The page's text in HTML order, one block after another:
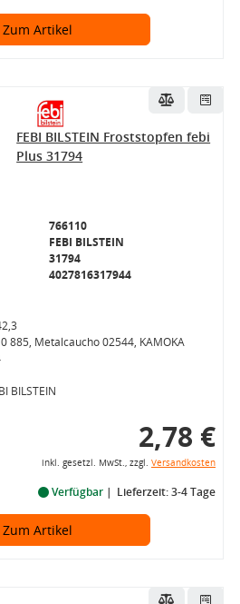
Zum Artikel
FEBI BILSTEIN Froststopfen febi
Plus 31794
766110
FEBI BILSTEIN
31794
4027816317944
885, Metalcaucho 02544, KAMOKA
BILSTEIN
2,78 €
inkl. gesetzl. MwSt., zzgl. Versandkosten
Verfügbar Lieferzeit: 3-4 Tage
Zum Artikel